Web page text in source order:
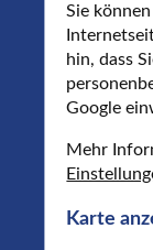
Sie
hin, dass
Google
Mehr
Karte